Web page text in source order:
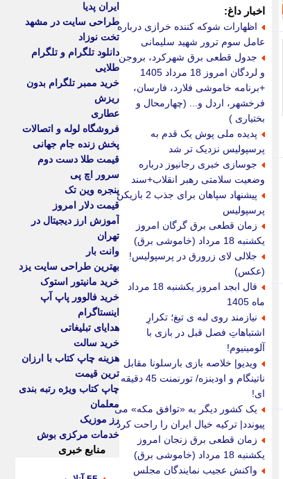
اخبار داغ:
اظهارات شوکه کننده خرازی درباره
عامل سوم ترور شهید سلیمانی
جدول قطعی برق شهرکرد، بروجن
و لردگان امروز 18 مرداد 1405
+برنامه خاموشی فلارد، فارسان،
فرخشهر، اردل و... (چهارمحال و
بختیاری )
پدیده ملی پوش یک قدم به
پرسپولیس نزدیک تر شد
جوسازی خبری رجانیوز درباره
وضعیت سلامتی رهبر انقلاب+سند
پیشنهاد سپاهان برای جذب 2 بازیکن
پرسپولیس
زمان قطعی برق گرگان امروز
یکشنبه 18 مرداد (خاموشی برق)
جلالی لای زرورق در پرسپولیس!
(عکس)
فال ابجد امروز یکشنبه 18 مرداد
ماه 1405
نیازمند روی لبه ی تیغ؛ تکرارِ
اشتباهاتِ فصل قبل در بازی با
آلومینیوم!
ویدیو| خلاصه بازی بارسلونا مقابل
ناتینگام و اودینزه/ تورنمنت 45 دقیقه
ای!
یک کشور دیگر به «توافق مکه» می
پیوندد| ترکیه خیال ایران را راحت کرد
زمان قطعی برق زنجان امروز
یکشنبه 18 مرداد (خاموشی برق)
واکنش عجیب نمایندگان مجلس
ایران پدیا
طراحی سایت در مشهد
تخت نوزاد
دانلود تلگرام و تلگرام
طلایی
خرید ممبر تلگرام بدون
ریزش
عطاری
فروشگاه لوله و اتصالات
پخش زنده جام جهانی
قیمت طلا دست دوم
سرور اچ پی
پنجره وین تک
قیمت دلار امروز
آموزش ارز دیجیتال در
تهران
وانت بار
بهترین طراحی سایت یزد
خرید مانیتور استوک
خرید فالوور پاپ آپ
اینستاگرام
هدایای تبلیغاتی
خرید سالت
هزینه چاپ کتاب با ارزان
ترین قیمت
چاپ کتاب ویژه رتبه بندی
معلمان
رز موزیک
خدمات مرکزی بوش
منابع خبری